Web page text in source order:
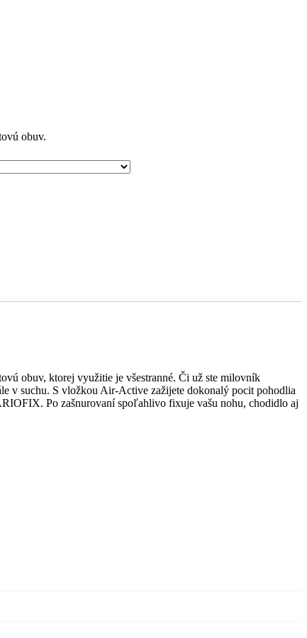
obuv.
obuv, ktorej využitie je všestranné. Či už ste milovník
v suchu. S vložkou Air-Active zažijete dokonalý pocit pohodlia
Po zašnurovaní spoľahlivo fixuje vašu nohu, chodidlo aj